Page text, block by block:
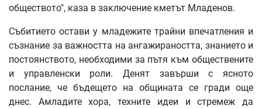
обществото", каза в заключение кметът Младенов.
Събитието остави у младежите трайни впечатления и
съзнание за важността на ангажираността, знанието и
постоянството, необходими за пътя към обществените
и управленски роли. Денят завърши с ясното
послание, че бъдещето на общината се гради още
днес. Амладите хора, техните идеи и стремеж да